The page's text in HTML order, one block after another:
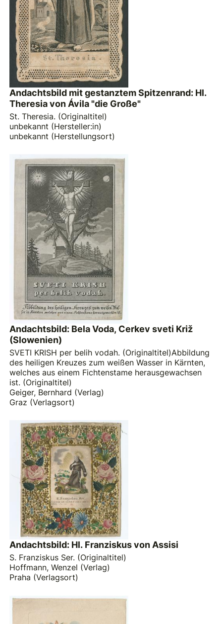
Andachtsbild mit gestanztem Spitzenrand: Hl.
Theresia von Ávila "die Große"
St. Theresia. (Originaltitel)
unbekannt (Hersteller:in)
unbekannt (Herstellungsort)
Andachtsbild: Bela Voda, Cerkev sveti Križ
(Slowenien)
SVETI KRISH per belih vodah. (Originaltitel)Abbildung
des heiligen Kreuzes zum weißen Wasser in Kärnten,
welches aus einem Fichtenstame herausgewachsen
ist. (Originaltitel)
Geiger, Bernhard (Verlag)
Graz (Verlagsort)
Andachtsbild: Hl. Franziskus von Assisi
S. Franziskus Ser. (Originaltitel)
Hoffmann, Wenzel (Verlag)
Praha (Verlagsort)